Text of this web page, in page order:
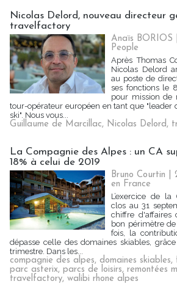
Nicolas Delord, nouveau directeur
travelfactory
Anaïs BORIOS
People
Après Thomas
Nicolas Delord
au poste de
ses fonctions le
pour mission de
tour-opérateur européen en tant que "leader
ski". Nous vous...
Guillaume de Marcillac, Nicolas Delord,
La Compagnie des Alpes : un CA
18% à celui de 2019
Bruno Courtin |
en France
L’exercice de
clos au 31
chiffre d'affaires
bon périmètre
fois, la
dépasse celle des domaines skiables,
trimestre. Dans les...
compagnie des alpes, domaines skiables,
parc asterix, parcs de loisirs, remontées
travelfactory, walibi rhone alpes